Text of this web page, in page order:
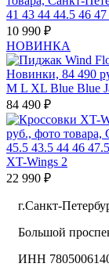
41 43 44 44.5 46 47
10 990 ₽
НОВИНКА
M L XL Blue Blue
84 490 ₽
45.5 43.5 44 46 47.5
XT-Wings 2
22 990 ₽
г.Санкт-
Большой
ИНН